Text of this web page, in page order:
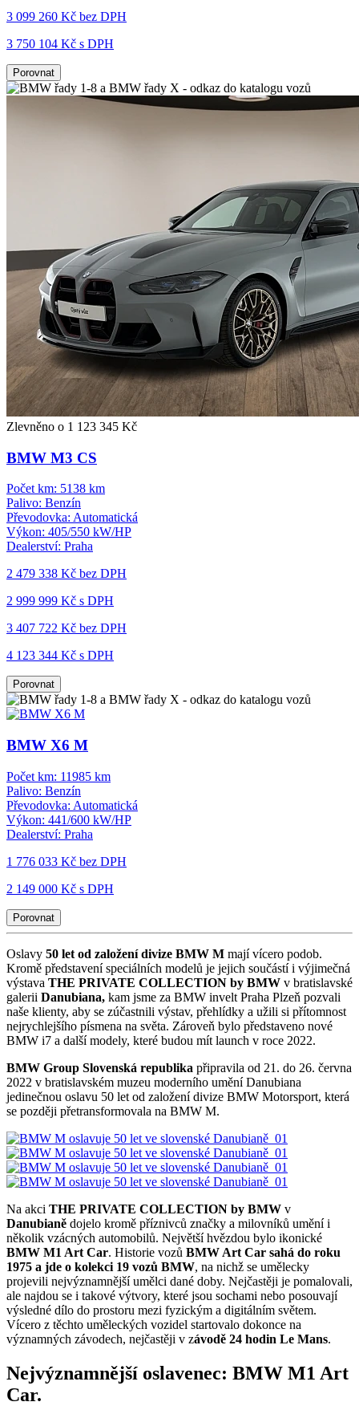
3 099 260 Kč bez DPH
3 750 104 Kč s DPH
Porovnat
Zlevněno o 1 123 345 Kč
BMW M3 CS
Počet km: 5138 km
Palivo: Benzín
Převodovka: Automatická
Výkon: 405/550 kW/HP
Dealerství: Praha
2 479 338 Kč bez DPH
2 999 999 Kč s DPH
3 407 722 Kč bez DPH
4 123 344 Kč s DPH
Porovnat
BMW X6 M
Počet km: 11985 km
Palivo: Benzín
Převodovka: Automatická
Výkon: 441/600 kW/HP
Dealerství: Praha
1 776 033 Kč bez DPH
2 149 000 Kč s DPH
Porovnat
Oslavy 50 let od založení divize BMW M mají vícero podob.
Kromě představení speciálních modelů je jejich součástí i výjimečná
výstava THE PRIVATE COLLECTION by BMW v bratislavské
galerii Danubiana, kam jsme za BMW invelt Praha Plzeň pozvali
naše klienty, aby se zúčastnili výstav, přehlídky a užili si přítomnost
nejrychlejšího písmena na světa. Zároveň bylo představeno nové
BMW i7 a další modely, které budou mít launch v roce 2022.
BMW Group Slovenská republika připravila od 21. do 26. června
2022 v bratislavském muzeu moderního umění Danubiana
jedinečnou oslavu 50 let od založení divize BMW Motorsport, která
se později přetransformovala na BMW M.
Na akci THE PRIVATE COLLECTION by BMW v
Danubianě dojelo kromě příznivců značky a milovníků umění i
několik vzácných automobilů. Největší hvězdou bylo ikonické
BMW M1 Art Car. Historie vozů BMW Art Car sahá do roku
1975 a jde o kolekci 19 vozů BMW, na nichž se umělecky
projevili nejvýznamnější umělci dané doby. Nejčastěji je pomalovali,
ale najdou se i takové výtvory, které jsou sochami nebo posouvají
výsledné dílo do prostoru mezi fyzickým a digitálním světem.
Vícero z těchto uměleckých vozidel startovalo dokonce na
významných závodech, nejčastěji v závodě 24 hodin Le Mans.
Nejvýznamnější oslavenec: BMW M1 Art
Car.